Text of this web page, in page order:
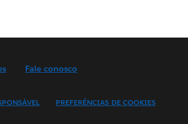
Fale conosco
PREFERÊNCIAS DE COOKIES